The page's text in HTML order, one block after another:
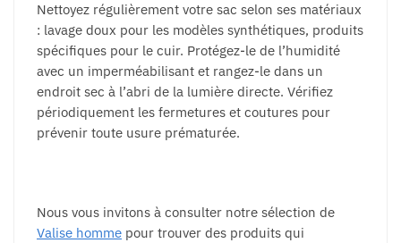
Nettoyez régulièrement votre sac selon ses matériaux
: lavage doux pour les modèles synthétiques, produits
spécifiques pour le cuir. Protégez-le de l’humidité
avec un imperméabilisant et rangez-le dans un
endroit sec à l’abri de la lumière directe. Vérifiez
périodiquement les fermetures et coutures pour
prévenir toute usure prématurée.
Nous vous invitons à consulter notre sélection de
Valise homme pour trouver des produits qui